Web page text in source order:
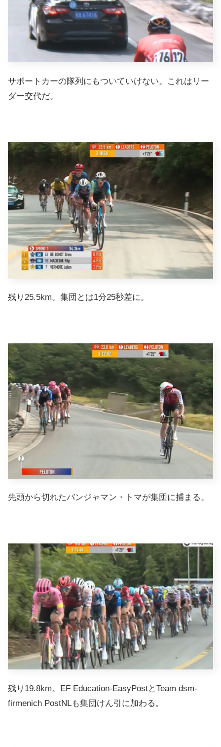
サポートカーの隊列にもついていけない。これはリー
ダー交代だ。
残り25.5km。集団とは1分25秒差に。
先頭から切れたバンジャマン・トマが集団に捕まる。
残り19.8km。EF Education-EasyPostとTeam dsm-
firmenich PostNLも集団けん引に加わる。